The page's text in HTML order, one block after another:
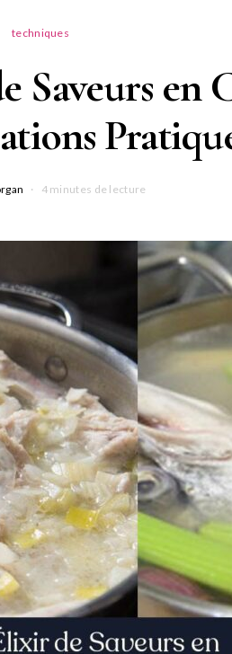
techniques
Saveurs en
4 minutes de lecture